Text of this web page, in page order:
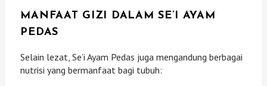
MANFAAT GIZI DALAM SE’I AYAM
PEDAS
Selain lezat, Se’i Ayam Pedas juga mengandung berbagai
nutrisi yang bermanfaat bagi tubuh: